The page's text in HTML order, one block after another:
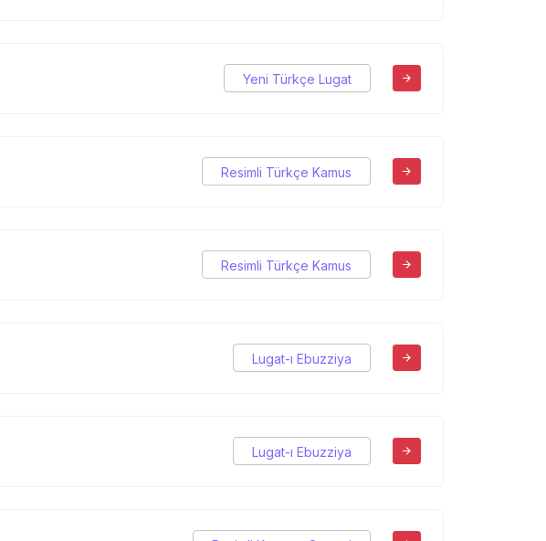
Yeni Türkçe Lugat
Resimli Türkçe Kamus
Resimli Türkçe Kamus
Lugat-ı Ebuzziya
Lugat-ı Ebuzziya